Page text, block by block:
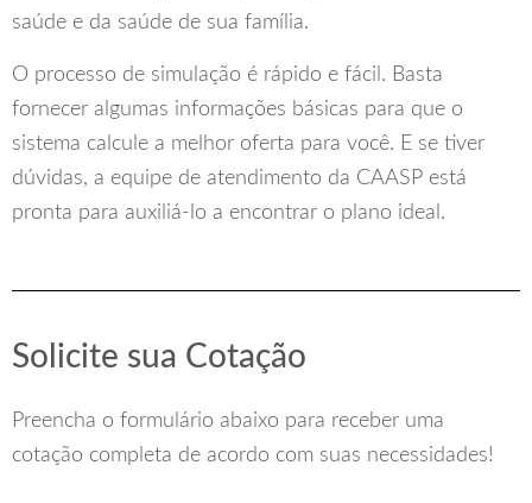
saúde e da saúde de sua família.
O processo de simulação é rápido e fácil. Basta
fornecer algumas informações básicas para que o
sistema calcule a melhor oferta para você. E se tiver
dúvidas, a equipe de atendimento da CAASP está
pronta para auxiliá-lo a encontrar o plano ideal.
Solicite sua Cotação
Preencha o formulário abaixo para receber uma
cotação completa de acordo com suas necessidades!